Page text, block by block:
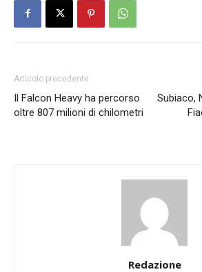
Articolo precedente
Il Falcon Heavy ha percorso
oltre 807 milioni di chilometri
Subiaco,
Redazione